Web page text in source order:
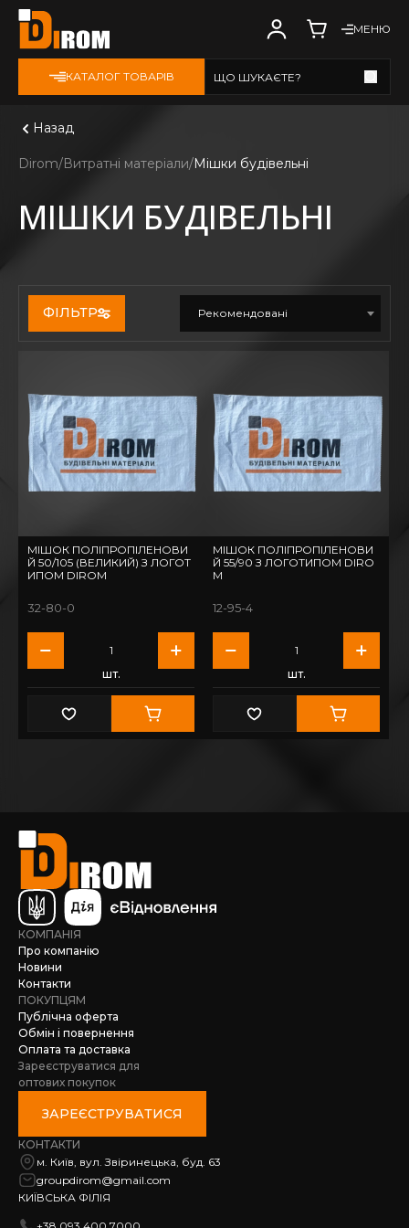
МЕНЮ
КАТАЛОГ ТОВАРІВ ЩО ШУКАЄТЕ?
Назад
Dirom Витратні матеріали Мішки будівельні
МІШКИ БУДІВЕЛЬНІ
ФІЛЬТР Рекомендовані
МІШОК ПОЛІПРОПІЛЕНОВИ
Й 50/105 (ВЕЛИКИЙ) З ЛОГОТ
ИПОМ DIROM
32-80-0
шт.
МІШОК ПОЛІПРОПІЛЕНОВИ
Й 55/90 З ЛОГОТИПОМ DIRO
M
12-95-4
шт.
КОМПАНІЯ
Про компанію
Новини
Контакти
ПОКУПЦЯМ
Публічна оферта
Обмін і повернення
Оплата та доставка
Зареєструватися для
оптових покупок
ЗАРЕЄСТРУВАТИСЯ
КОНТАКТИ
м. Київ, вул. Звіринецька, буд. 63
groupdirom@gmail.com
КИЇВСЬКА ФІЛІЯ